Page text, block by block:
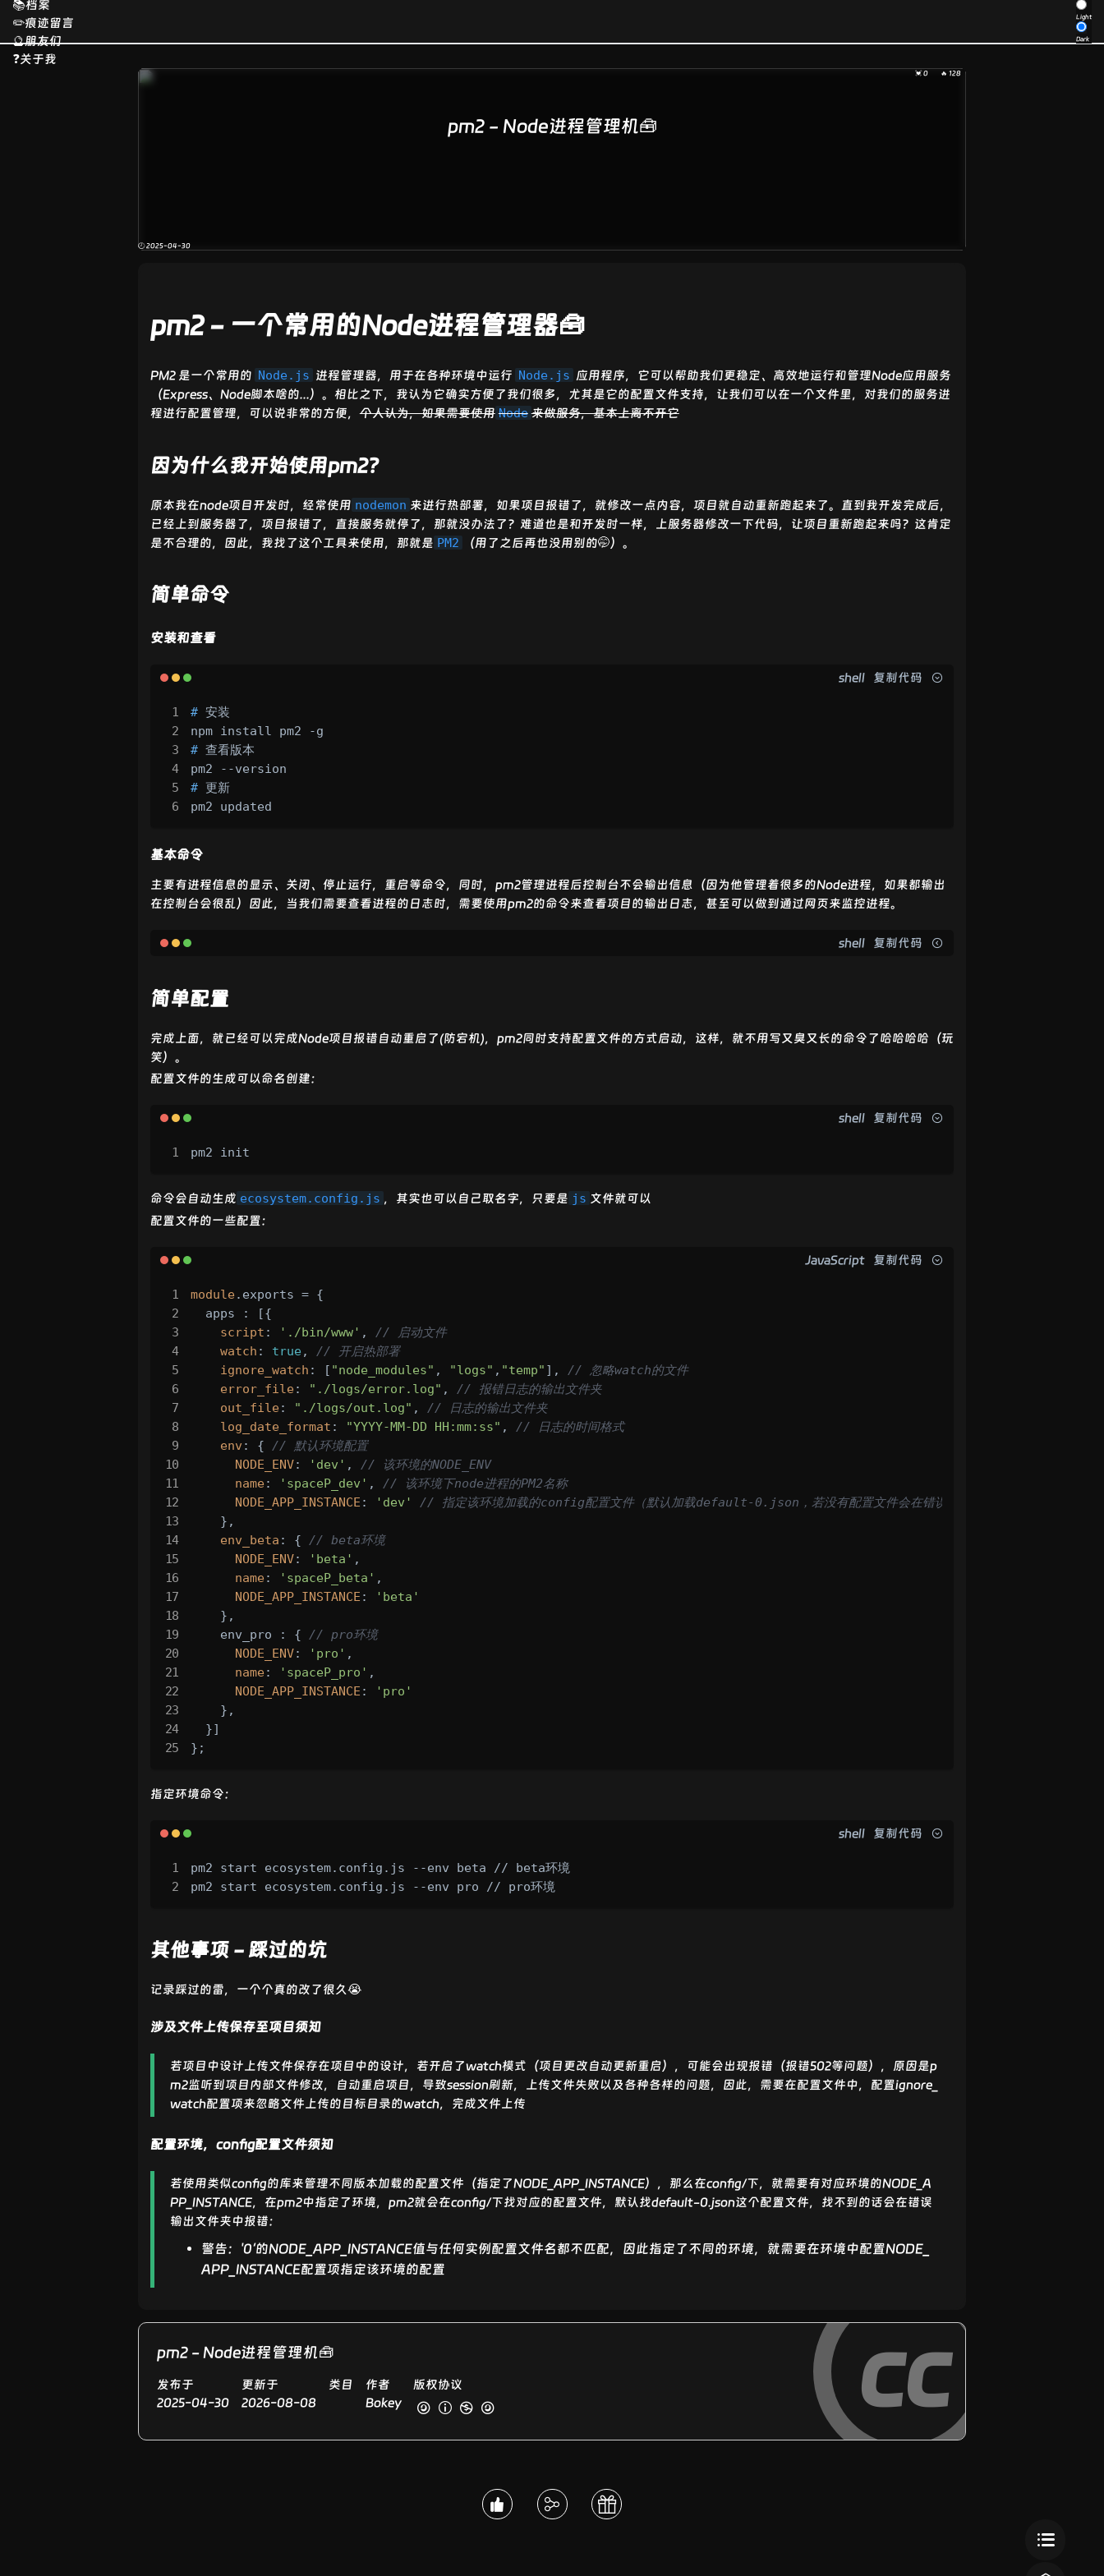
📚档案
✏️痕迹留言
🔮朋友们
❓关于我
Light
Dark
💓 0 🔥 128
pm2 - Node进程管理机🧰
🕘 2025-04-30
pm2 - 一个常用的Node进程管理器🧰
PM2 是一个常用的 Node.js 进程管理器，用于在各种环境中运行 Node.js 应用程序，它可以帮助我们更稳定、高效地运行和管理Node应用服务
（Express、Node脚本啥的...）。相比之下，我认为它确实方便了我们很多，尤其是它的配置文件支持，让我们可以在一个文件里，对我们的服务进
程进行配置管理，可以说非常的方便，个人认为，如果需要使用 Node 来做服务，基本上离不开它
因为什么我开始使用pm2?
原本我在node项目开发时，经常使用 nodemon 来进行热部署，如果项目报错了，就修改一点内容，项目就自动重新跑起来了。直到我开发完成后，
已经上到服务器了，项目报错了，直接服务就停了，那就没办法了？难道也是和开发时一样，上服务器修改一下代码，让项目重新跑起来吗？这肯定
是不合理的，因此，我找了这个工具来使用，那就是 PM2 （用了之后再也没用别的🤭）。
简单命令
安装和查看
shell 复制代码
# 安装
# 查看版本
# 更新
pm2 updated
基本命令
主要有进程信息的显示、关闭、停止运行，重启等命令，同时，pm2管理进程后控制台不会输出信息（因为他管理着很多的Node进程，如果都输出
在控制台会很乱）因此，当我们需要查看进程的日志时，需要使用pm2的命令来查看项目的输出日志，甚至可以做到通过网页来监控进程。
shell 复制代码
简单配置
完成上面，就已经可以完成Node项目报错自动重启了(防宕机)，pm2同时支持配置文件的方式启动，这样，就不用写又臭又长的命令了哈哈哈哈（玩
笑）。
配置文件的生成可以命名创建：
shell 复制代码
pm2 init
命令会自动生成 ecosystem.config.js ，其实也可以自己取名字，只要是 js 文件就可以
配置文件的一些配置：
JavaScript 复制代码
module. exports = {
  apps : [{
script : './bin/www' , // 启动文件
watch : true , // 开启热部署
ignore_watch : [ "node_modules" , "logs" , "temp" ], // 忽略watch的文件
error_file: "./logs/error.log" , // 报错日志的输出文件夹
out_file: "./logs/out.log" , // 日志的输出文件夹
log_date_format : "YYYY-MM-DD HH:mm:ss" , // 日志的时间格式
env : { // 默认环境配置
NODE_ENV: 'dev' , // 该环境的NODE_ENV
name: 'spaceP_dev' , // 该环境下node进程的PM2名称
NODE_APP_INSTANCE : 'dev'
// 指定该环境加载的config配置文件（默认加载default-0.json，若没有配置文件会在错误日志中报错）
    },
env_beta : { // beta环境
NODE_ENV: 'beta' ,
name: 'spaceP_beta' ,
NODE_APP_INSTANCE :
'beta'
    },
    env_pro : {
// pro环境
NODE_ENV: 'pro' ,
name: 'spaceP_pro' ,
NODE_APP_INSTANCE :
'pro'
    },
  }]
};
指定环境命令：
shell 复制代码
pm2 start ecosystem.config.js --env beta // beta环境
pm2 start ecosystem.config.js --env pro // pro环境
其他事项 - 踩过的坑
记录踩过的雷，一个个真的改了很久😭
涉及文件上传保存至项目须知
若项目中设计上传文件保存在项目中的设计，若开启了watch模式（项目更改自动更新重启），可能会出现报错（报错502等问题），原因是p
m2监听到项目内部文件修改，自动重启项目，导致session刷新，上传文件失败以及各种各样的问题，因此，需要在配置文件中，配置ignore_
watch配置项来忽略文件上传的目标目录的watch，完成文件上传
配置环境，config配置文件须知
若使用类似config的库来管理不同版本加载的配置文件（指定了NODE_APP_INSTANCE），那么在config/下，就需要有对应环境的NODE_A
PP_INSTANCE，在pm2中指定了环境，pm2就会在config/下找对应的配置文件，默认找default-0.json这个配置文件，找不到的话会在错误
输出文件夹中报错：
警告：'0‘的NODE_APP_INSTANCE值与任何实例配置文件名都不匹配，因此指定了不同的环境，就需要在环境中配置NODE_
APP_INSTANCE配置项指定该环境的配置
pm2 - Node进程管理机🧰
发布于
2025-04-30
更新于
2026-08-08
类目
作者
Bokey
版权协议 cc